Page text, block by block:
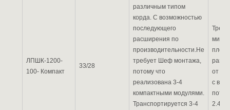
ЛПШК-1200-
100- Компакт
33/28
различным типом
корда. С возможностью
последующего
расширения по
производительности.Не
требует Шеф монтажа,
потому что
реализована 3-4
компактными модулями.
Транспортируется 3-4
от
с
2.4-3